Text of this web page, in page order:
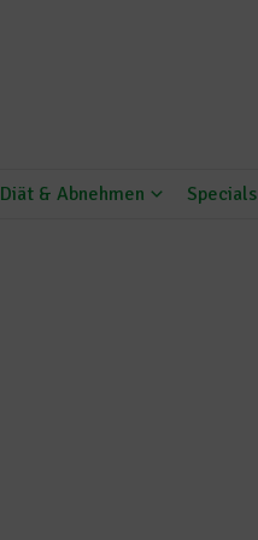
Diät & Abnehmen Specials